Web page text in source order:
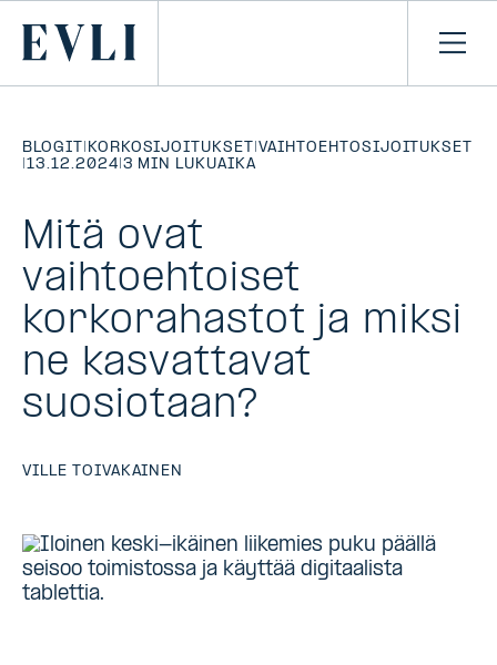
Primary
Avaa
BLOGIT | KORKOSIJOITUKSET |VAIHTOEHTOSIJOITUKSET
|13.12.2024|3 MIN LUKUAIKA
Mitä ovat
vaihtoehtoiset
korkorahastot ja miksi
ne kasvattavat
suosiotaan?
VILLE TOIVAKAINEN